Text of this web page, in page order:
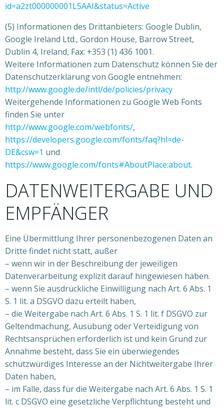
id=a2zt000000001L5AAI&status=Active
(5) Informationen des Drittanbieters: Google Dublin,
Google Ireland Ltd., Gordon House, Barrow Street,
Dublin 4, Ireland, Fax: +353 (1) 436 1001.
Weitere Informationen zum Datenschutz können Sie der
Datenschutzerklärung von Google entnehmen:
http://www.google.de/intl/de/policies/privacy
Weitergehende Informationen zu Google Web Fonts
finden Sie unter
http://www.google.com/webfonts/,
https://developers.google.com/fonts/faq?hl=de-
DE&csw=1 und
https://www.google.com/fonts#AboutPlace:about.
DATENWEITERGABE UND
EMPFÄNGER
Eine Übermittlung Ihrer personenbezogenen Daten an
Dritte findet nicht statt, außer
– wenn wir in der Beschreibung der jeweiligen
Datenverarbeitung explizit darauf hingewiesen haben.
– wenn Sie ausdrückliche Einwilligung nach Art. 6 Abs. 1
S. 1 lit. a DSGVO dazu erteilt haben,
– die Weitergabe nach Art. 6 Abs. 1 S. 1 lit. f DSGVO zur
Geltendmachung, Ausübung oder Verteidigung von
Rechtsansprüchen erforderlich ist und kein Grund zur
Annahme besteht, dass Sie ein überwiegendes
schutzwürdiges Interesse an der Nichtweitergabe Ihrer
Daten haben,
– im Falle, dass für die Weitergabe nach Art. 6 Abs. 1 S. 1
lit. c DSGVO eine gesetzliche Verpflichtung besteht und